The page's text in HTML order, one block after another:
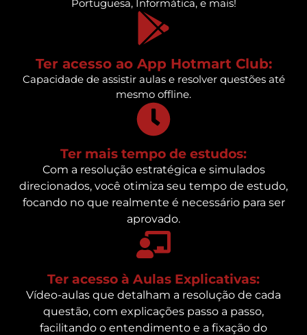
Portuguesa, Informática, e mais!
Ter acesso ao App Hotmart Club:
Capacidade de assistir aulas e resolver questões até
mesmo offline.
Ter mais tempo de estudos:
Com a resolução estratégica e simulados
direcionados, você otimiza seu tempo de estudo,
focando no que realmente é necessário para ser
aprovado.
Ter acesso à Aulas Explicativas:
Vídeo-aulas que detalham a resolução de cada
questão, com explicações passo a passo,
facilitando o entendimento e a fixação do